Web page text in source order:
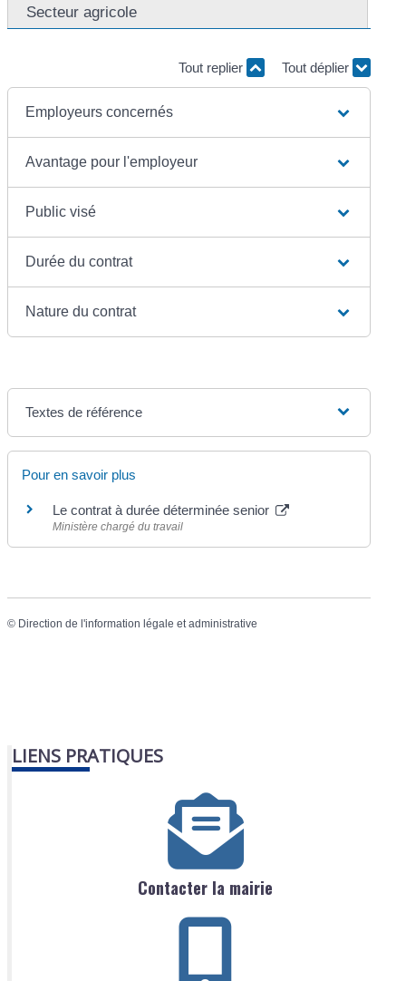
Secteur agricole
Tout replier Tout déplier
Employeurs concernés
Avantage pour l'employeur
Public visé
Durée du contrat
Nature du contrat
Textes de référence
Pour en savoir plus
Le contrat à durée déterminée senior
Ministère chargé du travail
© Direction de l'information légale et administrative
LIENS PRATIQUES
Contacter la mairie